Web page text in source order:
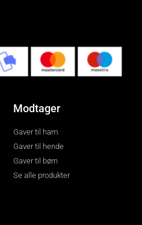
Modtager
Gaver til ham
Gaver til hende
Gaver til børn
Se alle produkter